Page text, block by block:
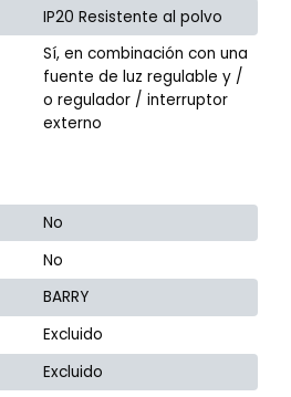
IP20 Resistente al polvo
Sí, en combinación con una
fuente de luz regulable y /
o regulador / interruptor
externo
No
No
BARRY
Excluido
Excluido